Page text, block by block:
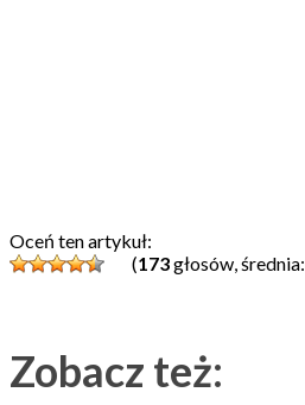
Oceń ten artykuł:
(173głosów, średnia:
Zobacz też: